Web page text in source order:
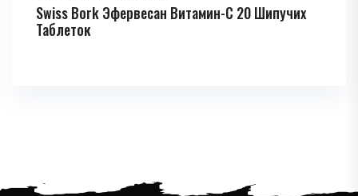
Swiss Bork Эфервесан Витамин-C 20 Шипучих
Таблеток